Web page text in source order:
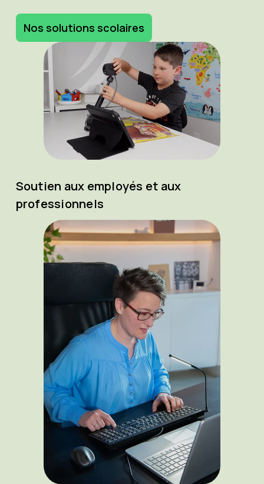
Nos solutions scolaires
Soutien aux employés et aux
professionnels